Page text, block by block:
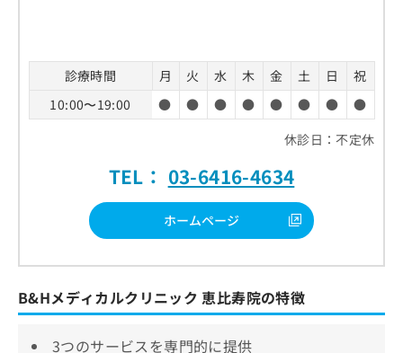
診療時間 月 火 水 木 金 土 日
祝
10:00〜19:00
● ● ● ● ● ● ●
●
休診日：不定休
TEL： 03-6416-4634
ホームページ
B&Hメディカルクリニック 恵比寿院の特徴
3つのサービスを専門的に提供